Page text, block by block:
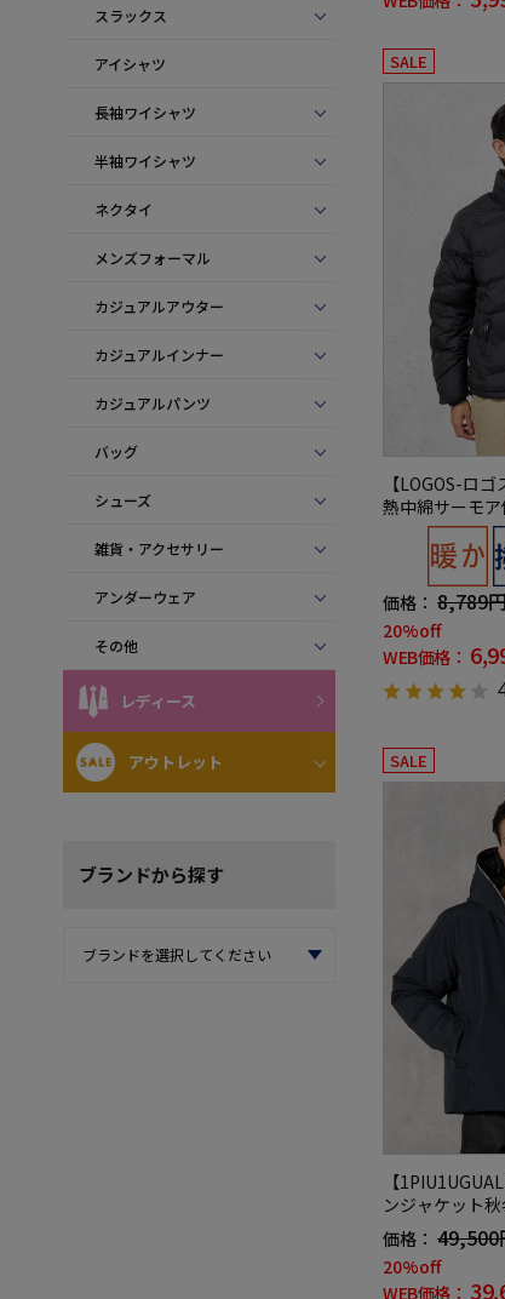
スラックス
アイシャツ
長袖ワイシャツ
半袖ワイシャツ
ネクタイ
メンズフォーマル
カジュアルアウター
カジュアルインナー
カジュアルパンツ
バッグ
シューズ
雑貨・アクセサリー
アンダーウェア
その他
レディース
アウトレット
ブランドから探す
SALE
【LOGOS-ロ
熱中綿サーモア
ター無地秋冬
価格： 8,789
20%off
WEB価格：
SALE
【
ンジャケット
グァーレトレ）
価格： 49,500
20%off
WEB価格：